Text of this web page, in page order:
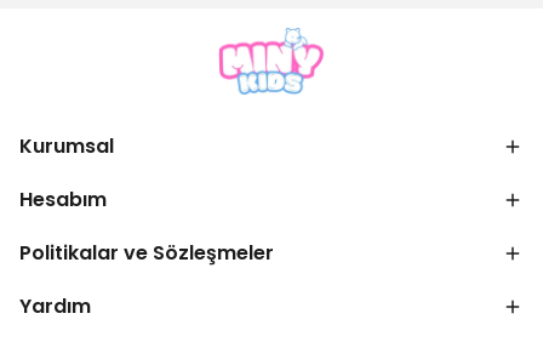
Kurumsal
Hesabım
Politikalar ve Sözleşmeler
Yardım